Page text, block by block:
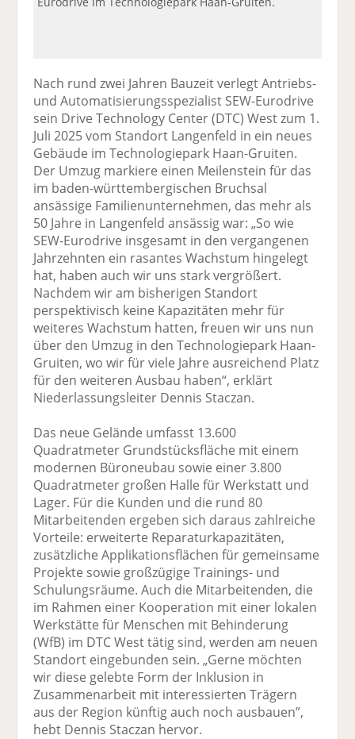
Nach rund zwei Jahren Bauzeit verlegt Antriebs-
und Automatisierungsspezialist SEW-Eurodrive
sein Drive Technology Center (DTC) West zum 1.
Juli 2025 vom Standort Langenfeld in ein neues
Gebäude im Technologiepark Haan-Gruiten.
Der Umzug markiere einen Meilenstein für das
im baden-württembergischen Bruchsal
ansässige Familienunternehmen, das mehr als
50 Jahre in Langenfeld ansässig war: „So wie
SEW-Eurodrive insgesamt in den vergangenen
Jahrzehnten ein rasantes Wachstum hingelegt
hat, haben auch wir uns stark vergrößert.
Nachdem wir am bisherigen Standort
perspektivisch keine Kapazitäten mehr für
weiteres Wachstum hatten, freuen wir uns nun
über den Umzug in den Technologiepark Haan-
Gruiten, wo wir für viele Jahre ausreichend Platz
für den weiteren Ausbau haben“, erklärt
Niederlassungsleiter Dennis Staczan.
Das neue Gelände umfasst 13.600
Quadratmeter Grundstücksfläche mit einem
modernen Büroneubau sowie einer 3.800
Quadratmeter großen Halle für Werkstatt und
Lager. Für die Kunden und die rund 80
Mitarbeitenden ergeben sich daraus zahlreiche
Vorteile: erweiterte Reparaturkapazitäten,
zusätzliche Applikationsflächen für gemeinsame
Projekte sowie großzügige Trainings- und
Schulungsräume. Auch die Mitarbeitenden, die
im Rahmen einer Kooperation mit einer lokalen
Werkstätte für Menschen mit Behinderung
(WfB) im DTC West tätig sind, werden am neuen
Standort eingebunden sein. „Gerne möchten
wir diese gelebte Form der Inklusion in
Zusammenarbeit mit interessierten Trägern
aus der Region künftig auch noch ausbauen”,
hebt Dennis Staczan hervor.